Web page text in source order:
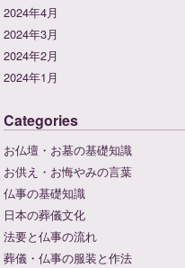
2024年4月
2024年3月
2024年2月
2024年1月
Categories
お仏壇・お墓の基礎知識
お供え・お悔やみの言葉
仏事の基礎知識
日本の葬儀文化
法要と仏事の流れ
葬儀・仏事の服装と作法